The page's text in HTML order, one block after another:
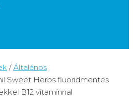
/ Általános
Sweet Herbs fluoridmentes
B12 vitaminnal